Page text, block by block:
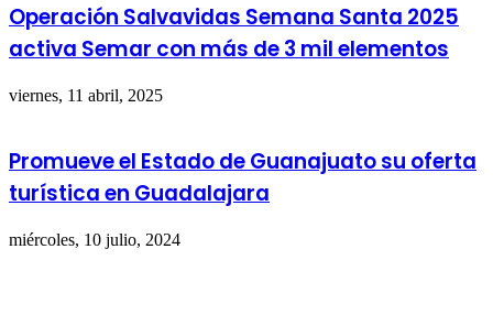
Operación Salvavidas Semana Santa 2025
activa Semar con más de 3 mil elementos
viernes, 11 abril, 2025
Promueve el Estado de Guanajuato su oferta
turística en Guadalajara
miércoles, 10 julio, 2024